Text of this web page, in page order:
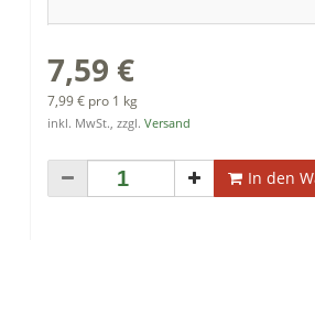
7,59 €
7,99 € pro 1 kg
inkl. MwSt., zzgl. Versand
In den